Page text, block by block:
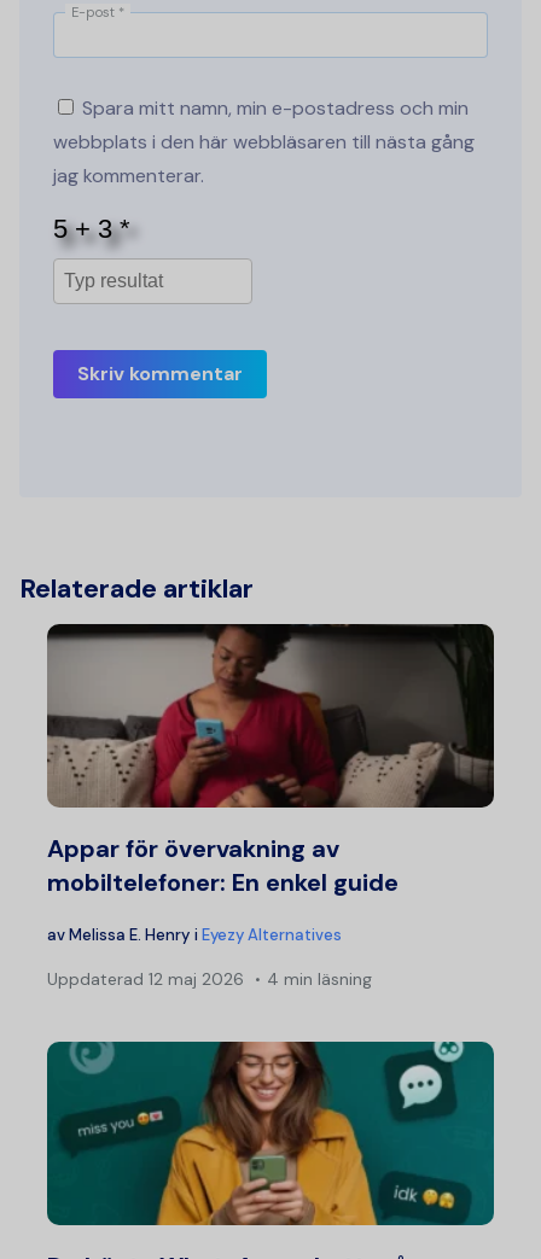
E-post *
Spara mitt namn, min e-postadress och min
webbplats i den här webbläsaren till nästa gång
jag kommenterar.
Skriv kommentar
Relaterade artiklar
Appar för övervakning av
mobiltelefoner: En enkel guide
avMelissa E. Henry i Eyezy Alternatives
Uppdaterad 12 maj 2026 4 min läsning